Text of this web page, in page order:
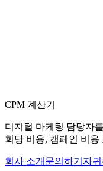
CPM 계산기
디지털 마케팅 담당자
회당 비용, 캠페인 비
회사 소개 문의하기 자귀